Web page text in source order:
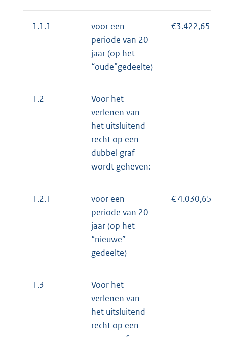
1.1.1
voor een
periode van 20
jaar (op het
“oude”gedeelte)
€3.422,65
1.2
Voor het
verlenen van
het uitsluitend
recht op een
dubbel graf
wordt geheven:
1.2.1
voor een
periode van 20
jaar (op het
“nieuwe”
gedeelte)
€ 4.030,65
1.3
Voor het
verlenen van
het uitsluitend
recht op een